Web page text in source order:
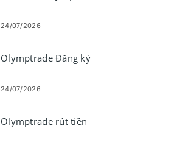
24/07/2026
Olymptrade Đăng ký
24/07/2026
Olymptrade rút tiền